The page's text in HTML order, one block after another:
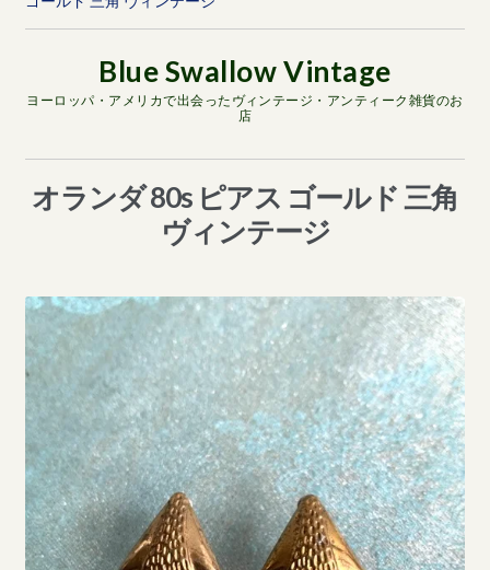
ヨーロッパ・アメリカで出会ったヴィンテージ・アンティーク雑貨のお
店
オランダ 80s ピアス ゴールド 三角
ヴィンテージ